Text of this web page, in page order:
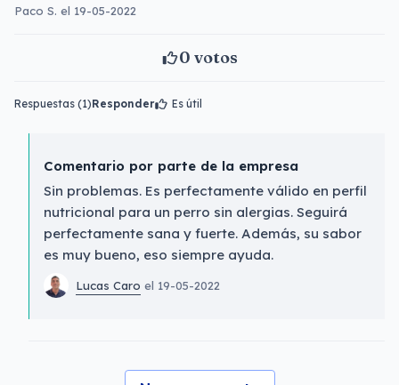
Paco S. el 19-05-2022
0 votos
Respuestas (1)Responder Es útil
Comentario por parte de la empresa
Sin problemas. Es perfectamente válido en perfil
nutricional para un perro sin alergias. Seguirá
perfectamente sana y fuerte. Además, su sabor
es muy bueno, eso siempre ayuda.
Lucas Caro el 19-05-2022